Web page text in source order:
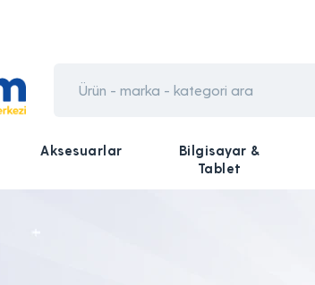
Aksesuarlar
Bilgisayar &
Tablet